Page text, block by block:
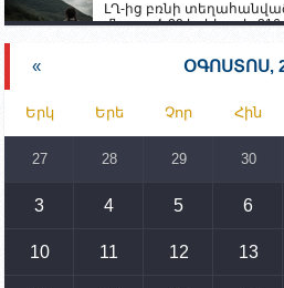
ԼՂ-ից բռնի
մնացած 20 երեխա և
նախարարության
Իրանը կողմ է
տրանսպորտային
զարգացմանը, սակայն
սահմանների
15:10 02.10.2023
սպառնալիքները
պատգամավորը
« ՕԳՈՍՏՈՍ,
Երկ Երե Չոր Հին
27 28 29 30
3 4 5 6
10 11 12 13